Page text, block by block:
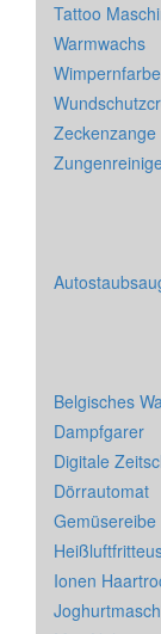
Tattoo
Warmwachs
Wimpernfarbe
Zeckenzange
Belgisches
Dampfgarer
Digitale
Dörrautomat
Gemüsereibe
Ionen